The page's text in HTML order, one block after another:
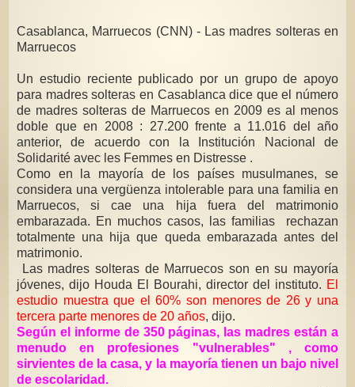
Casablanca, Marruecos (CNN) - Las madres solteras en
Marruecos
Un estudio reciente publicado por un grupo de apoyo
para madres solteras en Casablanca dice que el número
de madres solteras de Marruecos en 2009 es al menos
doble que en 2008 : 27.200 frente a 11.016 del año
anterior, de acuerdo con la Institución Nacional de
Solidarité avec les Femmes en Distresse .
Como en la mayoría de los países musulmanes, se
considera una vergüenza intolerable para una familia en
Marruecos, si cae una hija fuera del matrimonio
embarazada. En muchos casos, las familias rechazan
totalmente una hija que queda embarazada antes del
matrimonio.
Las madres solteras de Marruecos son en su mayoría
jóvenes, dijo Houda El Bourahi, director del instituto. El
estudio muestra que el 60% son menores de 26 y una
tercera parte menores de 20 años, dijo.
Según el informe de 350 páginas, las madres están a
menudo en profesiones "vulnerables" , como
sirvientes de la casa, y la mayoría tienen un bajo nivel
de escolaridad.